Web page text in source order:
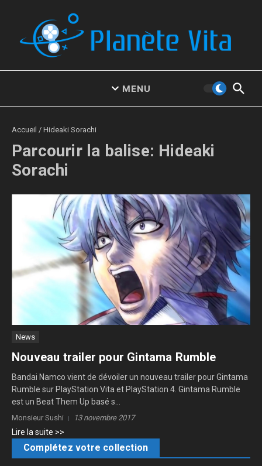
MENU
Accueil / Hideaki Sorachi
Parcourir la balise: Hideaki
Sorachi
News
Nouveau trailer pour Gintama Rumble
Bandai Namco vient de dévoiler un nouveau trailer pour Gintama
Rumble sur PlayStation Vita et PlayStation 4. Gintama Rumble
est un Beat Them Up basé s...
Monsieur Sushi 13 novembre 2017
Lire la suite >>
Complétez votre collection